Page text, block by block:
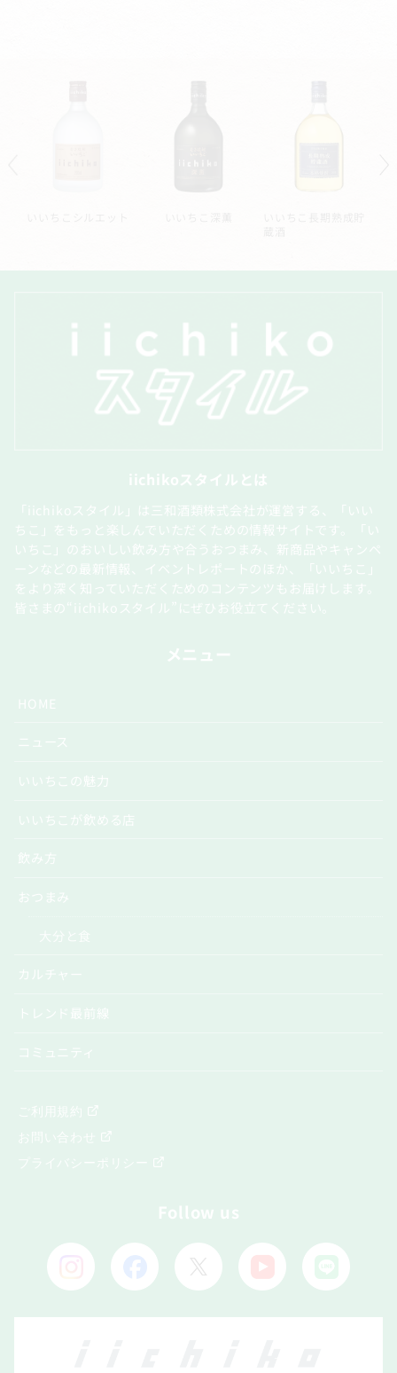
iichikoスタイルとは
「iichikoスタイル」は三和酒類株式会社が運営する、「いい
ちこ」をもっと楽しんでいただくための情報サイトです。「い
いちこ」のおいしい飲み方や合うおつまみ、新商品やキャンペ
ーンなどの最新情報、イベントレポートのほか、「いいちこ」
をより深く知っていただくためのコンテンツもお届けします。
皆さまの“iichikoスタイル”にぜひお役立てください。
メニュー
HOME
ニュース
いいちこの魅力
いいちこが飲める店
飲み方
おつまみ
カルチャー
トレンド最前線
コミュニティ
ご利用規約
お問い合わせ
プライバシーポリシー
Follow us